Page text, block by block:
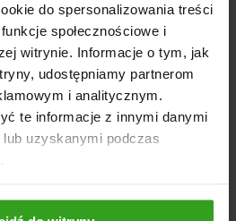
do spersonalizowania treści
społecznościowe i
witrynie. Informacje o tym, jak
udostępniamy partnerom
i analitycznym.
te informacje z innymi danymi
uzyskanymi podczas
zgodności WE
inwestycja w niezawodność i
zastosowanie
i łatwość manewrowania sprawia,
dla każdego, kto stawia na
Zadbaj o posiadane tereny zielone
RÓWNIEŻ